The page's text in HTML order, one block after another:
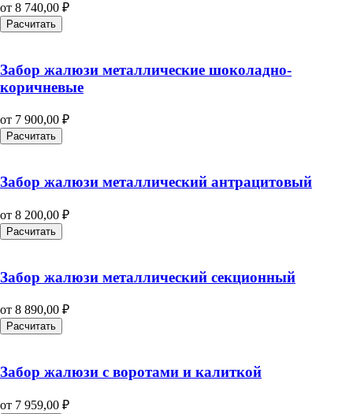
от 8 740,00 ₽
Расчитать
Забор жалюзи металлические шоколадно-
коричневые
от 7 900,00 ₽
Расчитать
Забор жалюзи металлический антрацитовый
от 8 200,00 ₽
Расчитать
Забор жалюзи металлический секционный
от 8 890,00 ₽
Расчитать
Забор жалюзи с воротами и калиткой
от 7 959,00 ₽